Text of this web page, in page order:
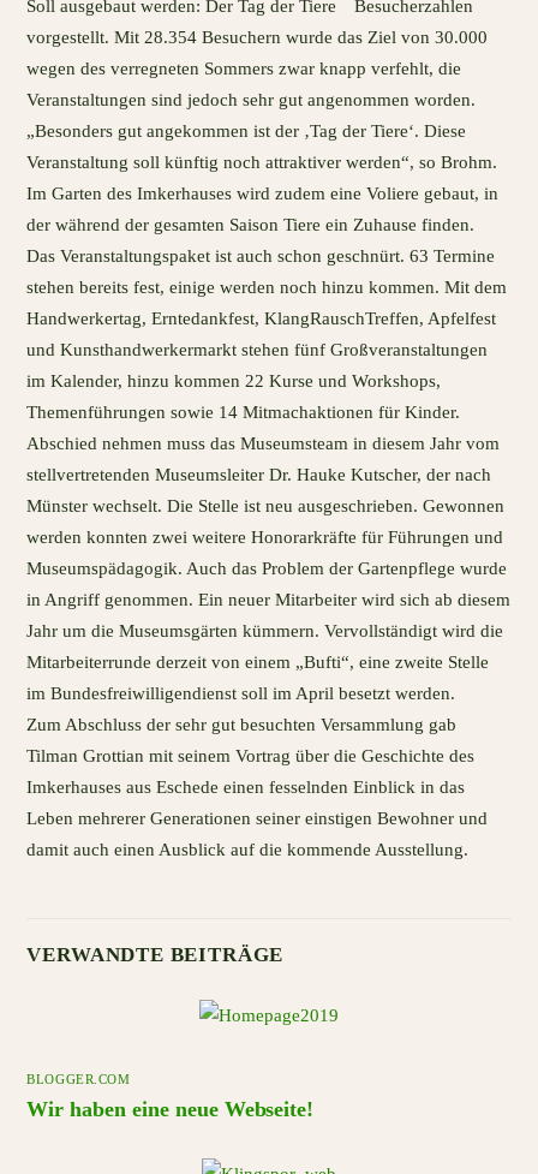
Soll ausgebaut werden: Der Tag der Tiere
Besucherzahlen
vorgestellt. Mit 28.354 Besuchern wurde das Ziel von 30.000
wegen des verregneten Sommers zwar knapp verfehlt, die
Veranstaltungen sind jedoch sehr gut angenommen worden.
„Besonders gut angekommen ist der ‚Tag der Tiere‘. Diese
Veranstaltung soll künftig noch attraktiver werden“, so Brohm.
Im Garten des Imkerhauses wird zudem eine Voliere gebaut, in
der während der gesamten Saison Tiere ein Zuhause finden.
Das Veranstaltungspaket ist auch schon geschnürt. 63 Termine
stehen bereits fest, einige werden noch hinzu kommen. Mit dem
Handwerkertag, Erntedankfest, KlangRauschTreffen, Apfelfest
und Kunsthandwerkermarkt stehen fünf Großveranstaltungen
im Kalender, hinzu kommen 22 Kurse und Workshops,
Themenführungen sowie 14 Mitmachaktionen für Kinder.
Abschied nehmen muss das Museumsteam in diesem Jahr vom
stellvertretenden Museumsleiter Dr. Hauke Kutscher, der nach
Münster wechselt. Die Stelle ist neu ausgeschrieben. Gewonnen
werden konnten zwei weitere Honorarkräfte für Führungen und
Museumspädagogik. Auch das Problem der Gartenpflege wurde
in Angriff genommen. Ein neuer Mitarbeiter wird sich ab diesem
Jahr um die Museumsgärten kümmern. Vervollständigt wird die
Mitarbeiterrunde derzeit von einem „Bufti“, eine zweite Stelle
im Bundesfreiwilligendienst soll im April besetzt werden.
Zum Abschluss der sehr gut besuchten Versammlung gab
Tilman Grottian mit seinem Vortrag über die Geschichte des
Imkerhauses aus Eschede einen fesselnden Einblick in das
Leben mehrerer Generationen seiner einstigen Bewohner und
damit auch einen Ausblick auf die kommende Ausstellung.
VERWANDTE BEITRÄGE
BLOGGER.COM
Wir haben eine neue Webseite!